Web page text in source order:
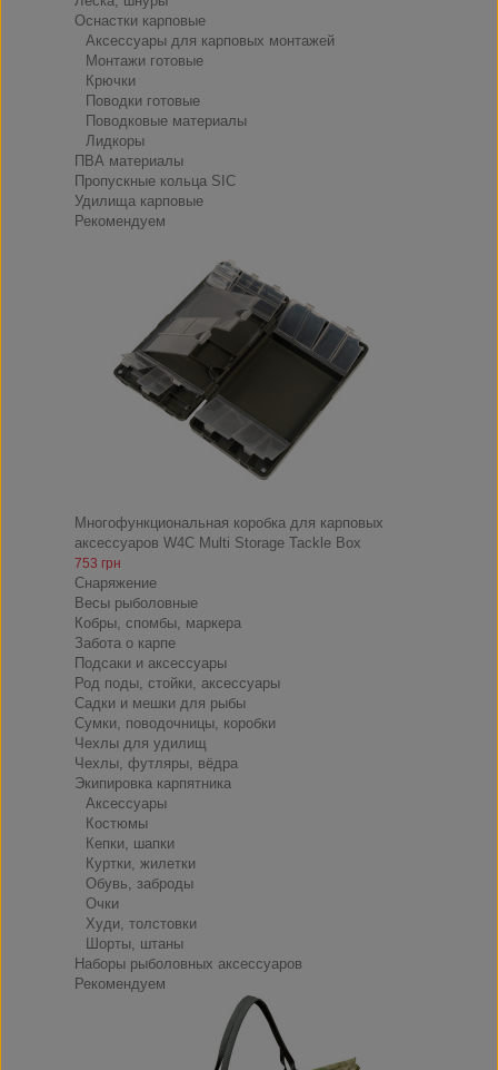
Оснастки карповые
Аксессуары для карповых монтажей
Монтажи готовые
Крючки
Поводки готовые
Поводковые материалы
Лидкоры
ПВА материалы
Пропускные кольца SIC
Удилища карповые
Рекомендуем
Многофункциональная коробка для карповых
аксессуаров W4C Multi Storage Tackle Box
753 грн
Снаряжение
Весы рыболовные
Кобры, спомбы, маркера
Забота о карпе
Подсаки и аксессуары
Род поды, стойки, аксессуары
Садки и мешки для рыбы
Сумки, поводочницы, коробки
Чехлы для удилищ
Чехлы, футляры, вёдра
Экипировка карпятника
Аксессуары
Костюмы
Кепки, шапки
Куртки, жилетки
Обувь, заброды
Очки
Худи, толстовки
Шорты, штаны
Наборы рыболовных аксессуаров
Рекомендуем